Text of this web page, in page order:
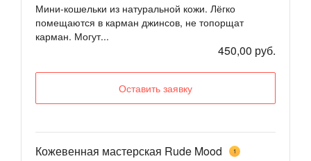
Мини-кошельки из натуральной кожи. Лёгко
помещаются в карман джинсов, не топорщат
карман. Могут...
450,00 руб.
Оставить заявку
Кожевенная мастерская Rude Mood 1